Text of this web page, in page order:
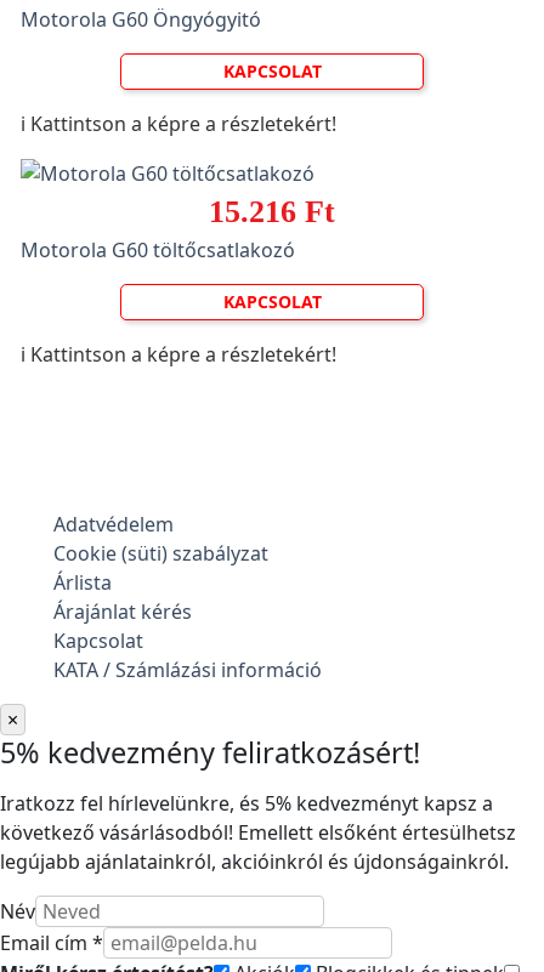
Motorola G60 Öngyógyitó
KAPCSOLAT
ℹ️ Kattintson a képre a részletekért!
15.216 Ft
Motorola G60 töltőcsatlakozó
KAPCSOLAT
ℹ️ Kattintson a képre a részletekért!
Adatvédelem
Cookie (süti) szabályzat
Árlista
Árajánlat kérés
Kapcsolat
KATA / Számlázási információ
×
5% kedvezmény feliratkozásért!
Iratkozz fel hírlevelünkre, és 5% kedvezményt kapsz a
következő vásárlásodból! Emellett elsőként értesülhetsz
legújabb ajánlatainkról, akcióinkról és újdonságainkról.
Név
Email cím *